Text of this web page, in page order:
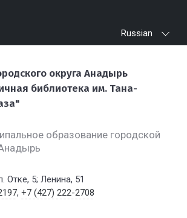
Russian
округа Анадырь
библиотека им. Тана-
образование городской
Отке, 5; Ленина, 51
,+7 (427) 222-2708